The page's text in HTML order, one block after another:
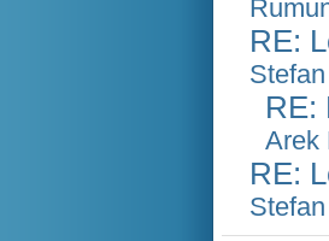
RE:
RE:
Arek
RE: